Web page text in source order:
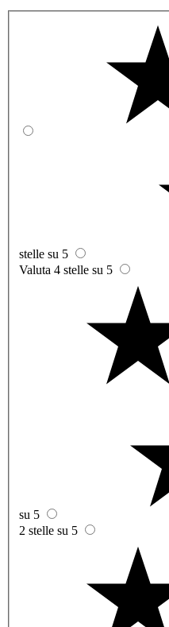
stelle su 5
Valuta 4 stelle su 5
su 5
2 stelle su 5